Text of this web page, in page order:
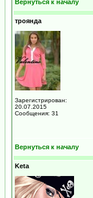
Вернуться к началу
троянда
Зарегистрирован:
20.07.2015
Сообщения: 31
Вернуться к началу
Keta